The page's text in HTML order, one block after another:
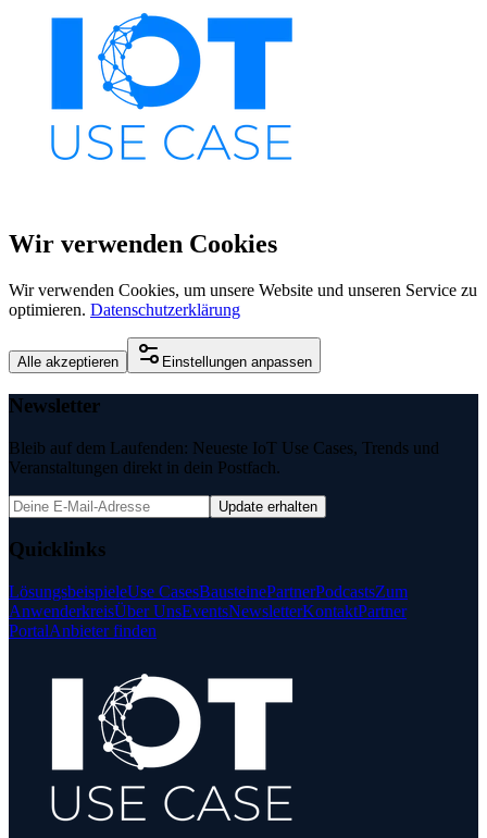
Wir verwenden Cookies
Wir verwenden Cookies, um unsere Website und unseren Service zu
optimieren. Datenschutzerklärung
Alle akzeptieren Einstellungen anpassen
Newsletter
Bleib auf dem Laufenden: Neueste IoT Use Cases, Trends und
Veranstaltungen direkt in dein Postfach.
Update erhalten
Quicklinks
LösungsbeispieleUse CasesBausteinePartnerPodcastsZum
AnwenderkreisÜber UnsEventsNewsletterKontaktPartner
PortalAnbieter finden